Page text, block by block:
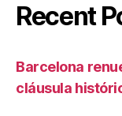
Recent
Barcelona
cláusula